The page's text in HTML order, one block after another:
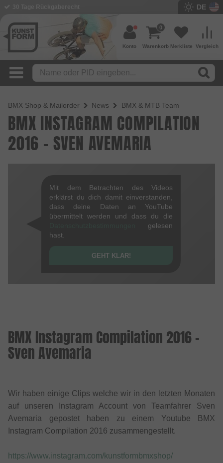
DE
Vergleich
Merkliste
Warenkorb
0
Konto
BMX Shop & Mailorder News BMX & MTB Team
BMX INSTAGRAM COMPILATION
2016 - SVEN AVEMARIA
Mit dem Betrachten des Videos
erklärst du dich damit einverstanden,
dass deine Daten an YouTube
übermittelt werden und dass du die
gelesen
hast.
GEHT KLAR!
BMX Instagram Compilation 2016 -
Sven Avemaria
Wir haben einige Clips welche wir in den letzten Monaten
auf unseren Instagram Account von Teamfahrer Sven
Avemaria gepostet haben zu einem Youtube BMX
Instagram Compilation 2016 zusammengestellt.
https://www.instagram.com/kunstformbmxshop/